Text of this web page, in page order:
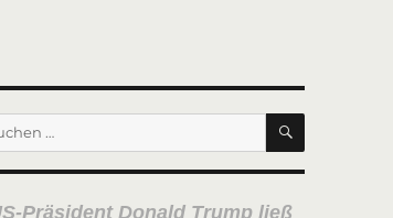
SUCHEN
Präsident Donald Trump ließ